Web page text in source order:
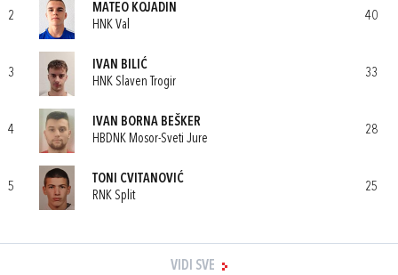
2
MATEO KOJADIN
HNK Val
40
3
IVAN BILIĆ
HNK Slaven Trogir
33
4
IVAN BORNA BEŠKER
HBDNK Mosor-Sveti Jure
28
5
TONI CVITANOVIĆ
RNK Split
25
VIDI SVE